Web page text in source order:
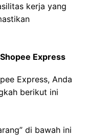
kerja yang
Express
Express, Anda
berikut ini
di bawah ini